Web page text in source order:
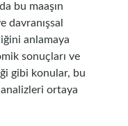
bu maaşın
anlamaya
sonuçları ve
gibi konular, bu
ortaya